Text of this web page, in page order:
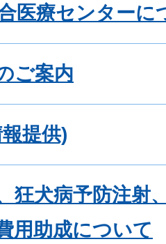
医療センターに
ご案内
提供)
狂犬病予防注射
用助成について